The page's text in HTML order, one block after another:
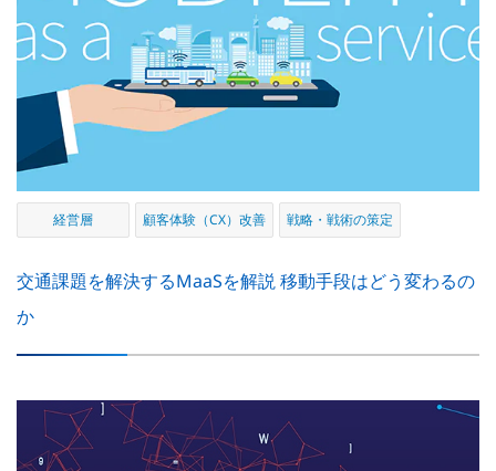
経営層 顧客体験（CX）改善 戦略・戦術の策定
交通課題を解決するMaaSを解説 移動手段はどう変わるの
か